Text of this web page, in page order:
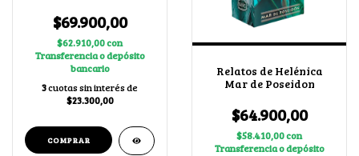
$69.900,00
$62.910,00con
Transferencia o depósito
bancario
3cuotas sin interés de
$23.300,00
Relatos de Helénica
Mar de Poseidon
$64.900,00
$58.410,00con
Transferencia o depósito